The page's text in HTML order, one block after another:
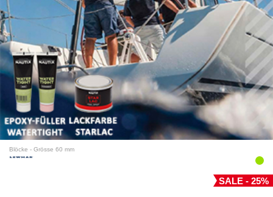
Blöcke - Grösse 60 mm
SALE - 25%